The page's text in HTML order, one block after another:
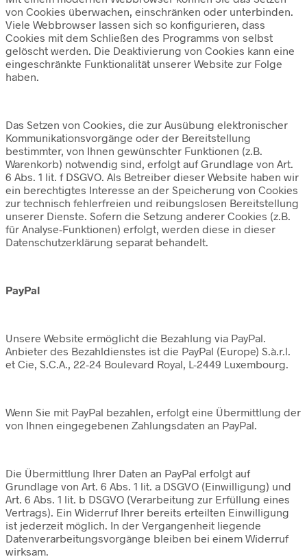
von Cookies überwachen, einschränken oder unterbinden.
Viele Webbrowser lassen sich so konfigurieren, dass
Cookies mit dem Schließen des Programms von selbst
gelöscht werden. Die Deaktivierung von Cookies kann eine
eingeschränkte Funktionalität unserer Website zur Folge
haben.
Das Setzen von Cookies, die zur Ausübung elektronischer
Kommunikationsvorgänge oder der Bereitstellung
bestimmter, von Ihnen gewünschter Funktionen (z.B.
Warenkorb) notwendig sind, erfolgt auf Grundlage von Art.
6 Abs. 1 lit. f DSGVO. Als Betreiber dieser Website haben wir
ein berechtigtes Interesse an der Speicherung von Cookies
zur technisch fehlerfreien und reibungslosen Bereitstellung
unserer Dienste. Sofern die Setzung anderer Cookies (z.B.
für Analyse-Funktionen) erfolgt, werden diese in dieser
Datenschutzerklärung separat behandelt.
PayPal
Unsere Website ermöglicht die Bezahlung via PayPal.
Anbieter des Bezahldienstes ist die PayPal (Europe) S.à.r.l.
et Cie, S.C.A., 22-24 Boulevard Royal, L-2449 Luxembourg.
Wenn Sie mit PayPal bezahlen, erfolgt eine Übermittlung der
von Ihnen eingegebenen Zahlungsdaten an PayPal.
Die Übermittlung Ihrer Daten an PayPal erfolgt auf
Grundlage von Art. 6 Abs. 1 lit. a DSGVO (Einwilligung) und
Art. 6 Abs. 1 lit. b DSGVO (Verarbeitung zur Erfüllung eines
Vertrags). Ein Widerruf Ihrer bereits erteilten Einwilligung
ist jederzeit möglich. In der Vergangenheit liegende
Datenverarbeitungsvorgänge bleiben bei einem Widerruf
wirksam.